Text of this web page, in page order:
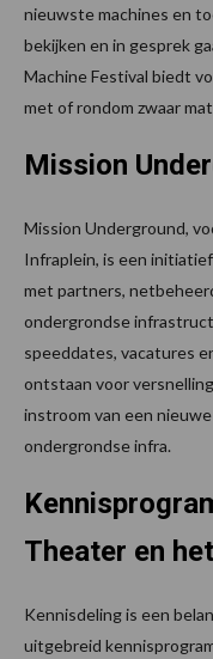
nieuwste machines en
bekijken en in gesprek
Machine Festival biedt
met of rondom zwaar
Mission
Mission Underground,
Infraplein, is een
met partners,
ondergrondse
speeddates, vacatures
ontstaan voor
instroom van een
ondergrondse infra.
Theater en
Kennisdeling is een
uitgebreid